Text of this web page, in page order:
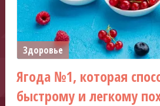
Здоровье
Ягода №1, которая
быстрому и легкому